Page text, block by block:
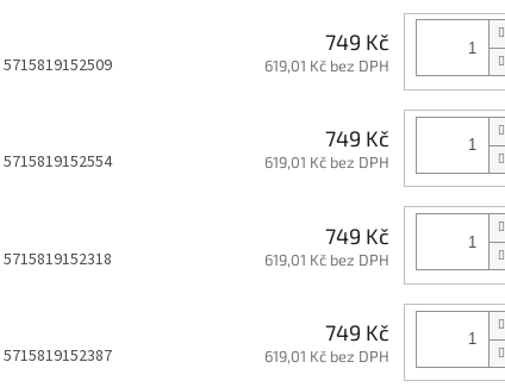
5715819152509
749 Kč
619,01 Kč bez DPH
5715819152554
749 Kč
619,01 Kč bez DPH
5715819152318
749 Kč
619,01 Kč bez DPH
5715819152387
749 Kč
619,01 Kč bez DPH